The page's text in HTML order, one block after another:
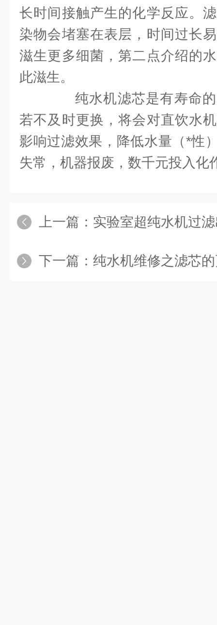
长时间接触产生的化学反应。
染物会堵塞在表层，时间过长
滋生更多细菌，第二点介绍的
此滋生。
纯水机滤芯是有寿命的
若不及时更换，将会对直饮水
影响过滤效果，降低水量（*性
失常，机器报废，数千元投入化
上一篇： 实验室超纯水机过滤出
下一篇： 纯水机维修之滤芯